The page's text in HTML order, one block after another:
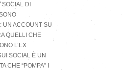
SOCIAL DI
UN ACCOUNT SU
QUELLI CHE
L’EX
SOCIAL È UN
CHE “POMPA” I